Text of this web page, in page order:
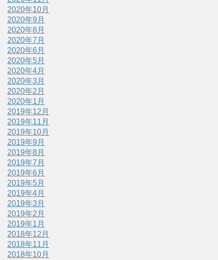
2020年10月
2020年9月
2020年8月
2020年7月
2020年6月
2020年5月
2020年4月
2020年3月
2020年2月
2020年1月
2019年12月
2019年11月
2019年10月
2019年9月
2019年8月
2019年7月
2019年6月
2019年5月
2019年4月
2019年3月
2019年2月
2019年1月
2018年12月
2018年11月
2018年10月